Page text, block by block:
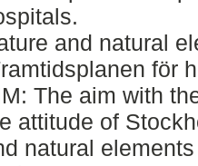
and natural
för
The aim with
attitude of
natural